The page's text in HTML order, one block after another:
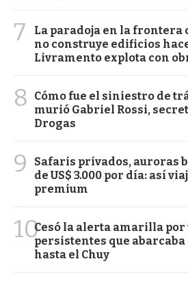
7
La paradoja en la frontera
no construye edificios
Livramento explota con
8
Cómo fue el siniestro de
murió Gabriel Rossi,
Drogas
9
Safaris privados, auroras
de US$ 3.000 por día: así
premium
10Cesó la alerta amarilla
persistentes que
hasta el Chuy